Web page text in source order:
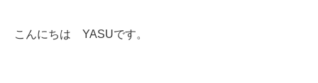
こんにちは YASUです。